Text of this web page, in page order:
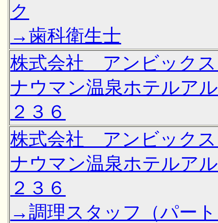
ク
→歯科衛生士
株式会社 アンビック
ナウマン温泉ホテルア
２３６
株式会社 アンビック
ナウマン温泉ホテルア
２３６
→調理スタッフ（パー